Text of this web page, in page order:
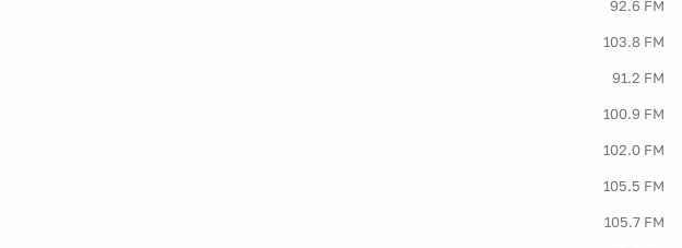
92.6 FM
103.8 FM
91.2 FM
100.9 FM
102.0 FM
105.5 FM
105.7 FM